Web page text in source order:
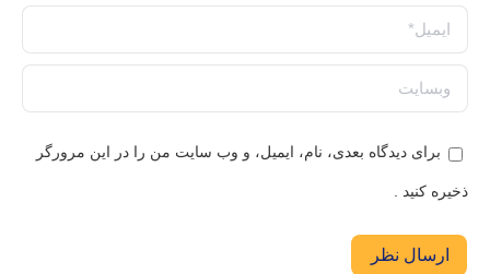
ایمیل *
وبسایت
برای دیدگاه بعدی، نام، ایمیل، و وب سایت من را در این مرورگر
ذخیره کنید .
ارسال نظر